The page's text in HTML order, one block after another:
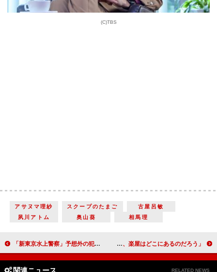
(C)TBS
アサヌマ理紗 スクープのたまご
古屋呂敏
夙川アトム
奥山葵 相馬理
「新東京水上警察」予想外の犯人逮捕、“日下部”加藤シゲアキの求婚に反響 「神鬱回でおもろかった」「切ないプロポーズで苦しい」 「もしもこの世が舞台なら、楽屋はどこにあるのだろう」「最後、全部生田斗真に持っていかれたわ」「今まで文句を言いながらも見続けてきた人へのご褒美みたいな回だった」
RELATED NEWS